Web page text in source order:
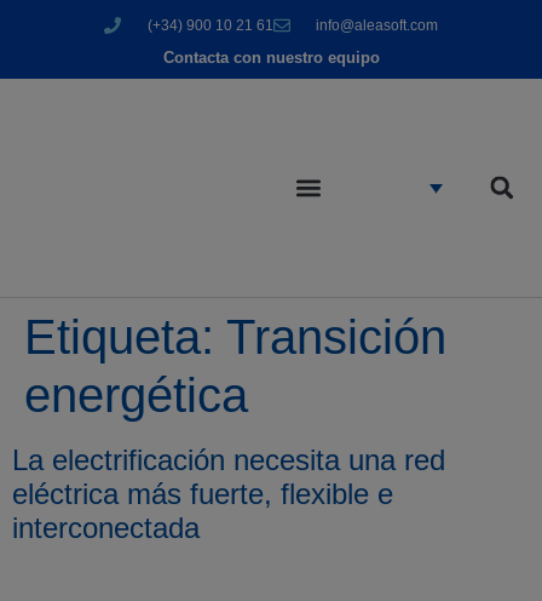
(+34) 900 10 21 61 info@aleasoft.com
Contacta con nuestro equipo
Etiqueta: Transición
energética
La electrificación necesita una red
eléctrica más fuerte, flexible e
interconectada